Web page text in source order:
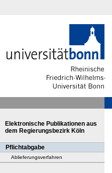
Elektronische Publikationen aus
dem Regierungsbezirk Köln
Pflichtabgabe
Ablieferungsverfahren